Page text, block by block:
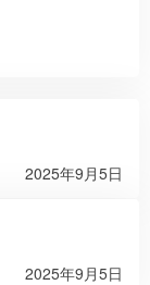
2025年9月5日
2025年9月5日